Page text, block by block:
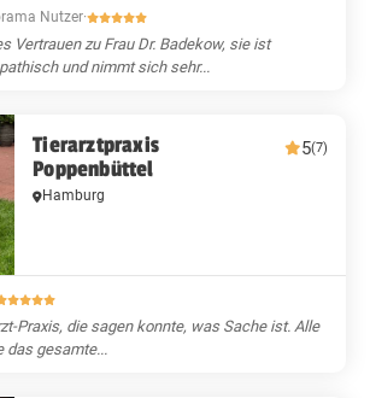
Nutzer·
Vertrauen zu Frau Dr. Badekow, sie ist
und nimmt sich sehr...
Tierarztpraxis
Poppenbüttel
5(7)
Hamburg
Praxis, die sagen konnte, was Sache ist. Alle
das gesamte...